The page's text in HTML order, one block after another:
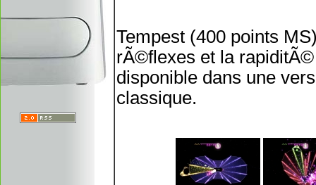
Tempest (400 points
rÃ©flexes et la
disponible dans une
classique.